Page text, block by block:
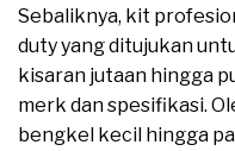
Sebaliknya, kit
duty yang ditujukan
kisaran jutaan hingga
merk dan spesifikasi.
bengkel kecil hingga